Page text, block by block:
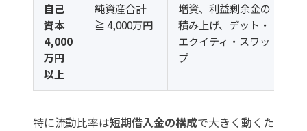
自己
資本
4,000
万円
以上
純資産合計
≧ 4,000万円
増資、利益剰余金の
積み上げ、デット・
エクイティ・スワッ
プ
特に流動比率は短期借入金の構成で大きく動くた